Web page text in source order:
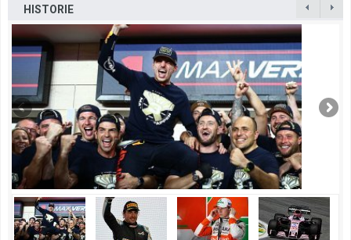
HISTORIE